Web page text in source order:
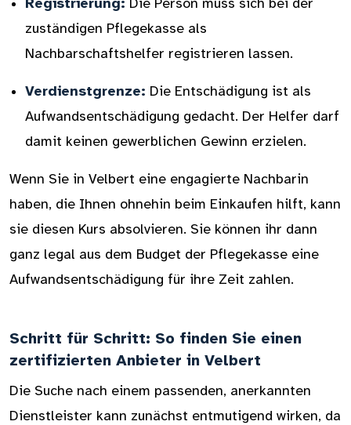
zuständigen Pflegekasse als
Nachbarschaftshelfer registrieren lassen.
Verdienstgrenze: Die Entschädigung ist als
Aufwandsentschädigung gedacht. Der Helfer darf
damit keinen gewerblichen Gewinn erzielen.
Wenn Sie in Velbert eine engagierte Nachbarin
haben, die Ihnen ohnehin beim Einkaufen hilft, kann
sie diesen Kurs absolvieren. Sie können ihr dann
ganz legal aus dem Budget der Pflegekasse eine
Aufwandsentschädigung für ihre Zeit zahlen.
Schritt für Schritt: So finden Sie einen
zertifizierten Anbieter in Velbert
Die Suche nach einem passenden, anerkannten
Dienstleister kann zunächst entmutigend wirken, da